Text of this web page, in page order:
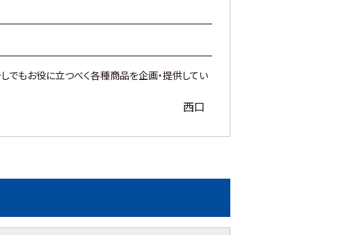
でもお役に立つべく各種商品を企画・提供してい
西口